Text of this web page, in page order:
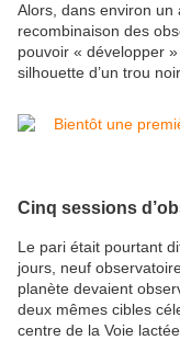
Alors, dans environ
recombinaison des
pouvoir « développer
silhouette d’un trou noir.
Cinq sessions
Le pari était pourtant
jours, neuf
planète devaient
deux mêmes cibles
centre de la Voie